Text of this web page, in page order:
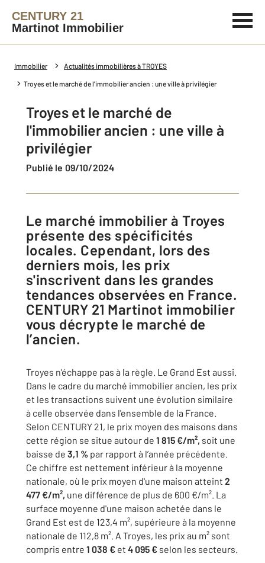
CENTURY 21
Martinot Immobilier
Immobilier Actualités immobilières à TROYES
Troyes et le marché de l'immobilier ancien : une ville à privilégier
Troyes et le marché de
l'immobilier ancien : une ville à
privilégier
Publié le 09/10/2024
Le marché immobilier à Troyes
présente des spécificités
locales. Cependant, lors des
derniers mois, les prix
s'inscrivent dans les grandes
tendances observées en France.
CENTURY 21 Martinot immobilier
vous décrypte le marché de
l’ancien.
Troyes n’échappe pas à la règle. Le Grand Est aussi.
Dans le cadre du marché immobilier ancien, les prix
et les transactions suivent une évolution similaire
à celle observée dans l'ensemble de la France.
Selon CENTURY 21, le prix moyen des maisons dans
cette région se situe autour de 1 815 €/m², soit une
baisse de 3,1 % par rapport à l’année précédente.
Ce chiffre est nettement inférieur à la moyenne
nationale, où le prix moyen d'une maison atteint 2
477 €/m², une différence de plus de 600 €/m². La
surface moyenne d'une maison achetée dans le
Grand Est est de 123,4 m², supérieure à la moyenne
nationale de 112,8 m². A Troyes, les prix au m² sont
compris entre 1 038 € et 4 095 € selon les secteurs.